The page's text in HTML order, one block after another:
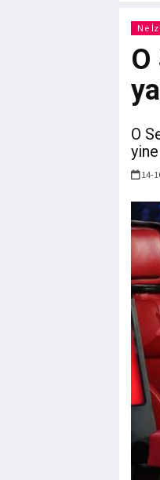
Ne
O
O
yine
14-